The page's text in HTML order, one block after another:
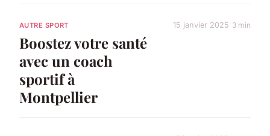
AUTRE SPORT
Boostez votre santé
avec un coach
sportif à
Montpellier
15 janvier 2025 3 min